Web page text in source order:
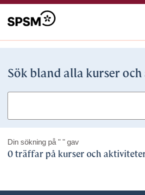
Sök bland alla kurser
Din sökning på " " gav
0 träffar på kurser och